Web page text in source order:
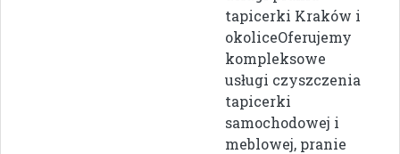
tapicerki Kraków i
okoliceOferujemy
kompleksowe
usługi czyszczenia
tapicerki
samochodowej i
meblowej, pranie